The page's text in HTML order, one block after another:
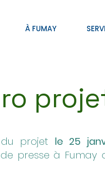
À FUMAY
projet le 25
presse à Fumay